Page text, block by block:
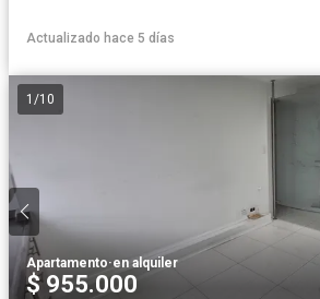
Actualizado hace 5 días
1 /10
Apartamento·en alquiler
$ 955.000